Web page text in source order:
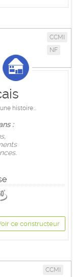
CCMI
NF
histoire...
:
ce constructeur
CCMI